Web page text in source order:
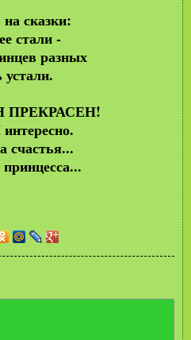
сказки:
стали -
разных
ПРЕКРАСЕН!
счастья...